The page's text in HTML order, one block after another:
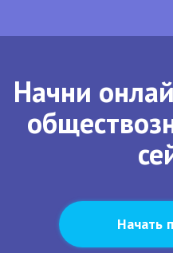
Начни
Начать